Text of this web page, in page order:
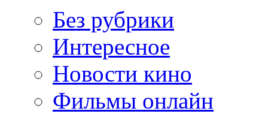
Без рубрики
Интересное
Новости кино
Фильмы онлайн